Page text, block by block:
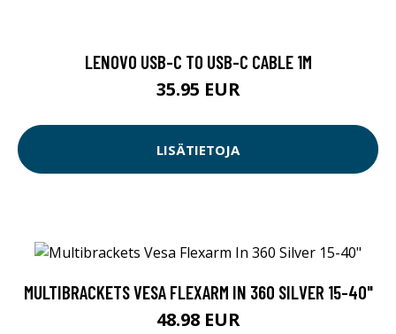
LENOVO USB-C TO USB-C CABLE 1M
35.95 EUR
LISÄTIETOJA
MULTIBRACKETS VESA FLEXARM IN 360 SILVER 15-40"
48.98 EUR